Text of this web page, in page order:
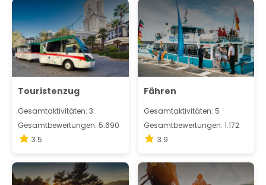
Touristenzug
Gesamtaktivitäten: 3
Gesamtbewertungen: 5.690
3.5
Fähren
Gesamtaktivitäten: 5
Gesamtbewertungen: 1.172
3.9